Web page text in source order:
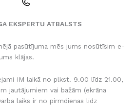
EKSPERTU ATBALSTS
pasūtījuma mēs jums nosūtīsim e-
klājas.
IM laikā no plkst. 9.00 līdz 21.00,
jautājumiem vai bažām (ekrāna
laiks ir no pirmdienas līdz